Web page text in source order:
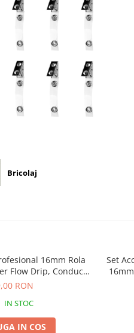
Bricolaj
16mm Rola
Flow Drip, Conducta
cu Picuratori Rivulis
RON
IN STOC
IN COS
Set